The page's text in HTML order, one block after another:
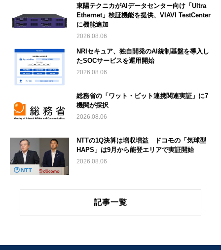
東陽テクニカがAIデータセンター向け「Ultra
Ethernet」検証機能を提供、VIAVI TestCenter
に機能追加
2026.08.06
NRIセキュア、独自開発のAI統制基盤を導入し
たSOCサービスを運用開始
2026.08.06
総務省の「ワット・ビット連携関連実証」に7
機関が採択
2026.08.06
NTTの1Q決算は増収増益 ドコモの「気球型
HAPS」は9月から能登エリアで実証開始
2026.08.06
記事一覧